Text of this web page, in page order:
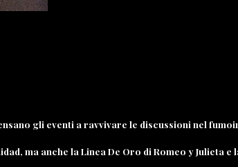
gli eventi a ravvivare le discussioni nel
ma anche la Linea De Oro di Romeo y Julieta e